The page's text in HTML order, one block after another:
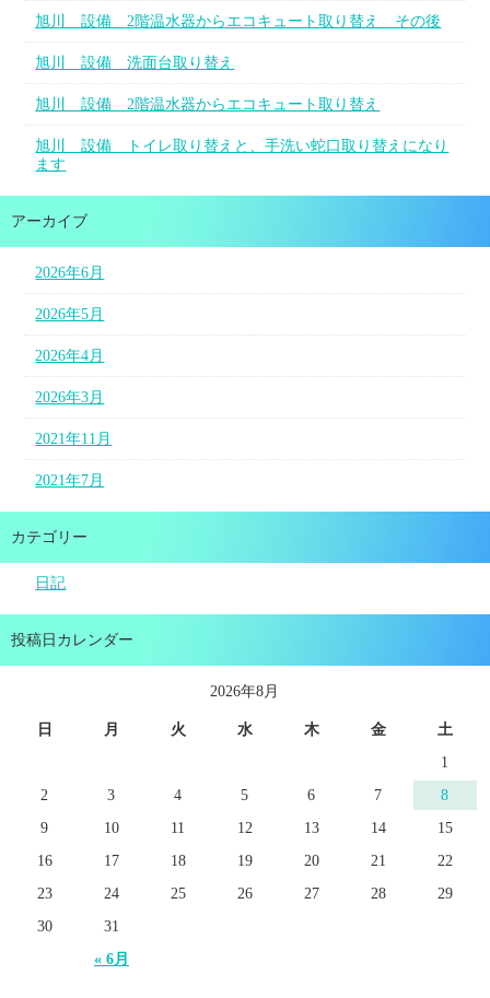
旭川 設備 2階温水器からエコキュート取り替え その後
旭川 設備 洗面台取り替え
旭川 設備 2階温水器からエコキュート取り替え
旭川 設備 トイレ取り替えと、手洗い蛇口取り替えになり
ます
アーカイブ
2026年6月
2026年5月
2026年4月
2026年3月
2021年11月
2021年7月
カテゴリー
日記
投稿日カレンダー
2026年8月
日 月 火 水 木 金 土
« 6月
1
2
3 4 5 6 7
8
9
10 11 12 13 14
15
16
17 18 19 20 21
22
23
24 25 26 27 28
29
30
31